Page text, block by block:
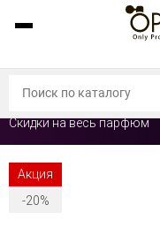
Скидки на весь парфюм
Акция
-20%